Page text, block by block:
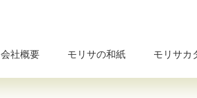
会社概要 モリサの和紙 モリサカ